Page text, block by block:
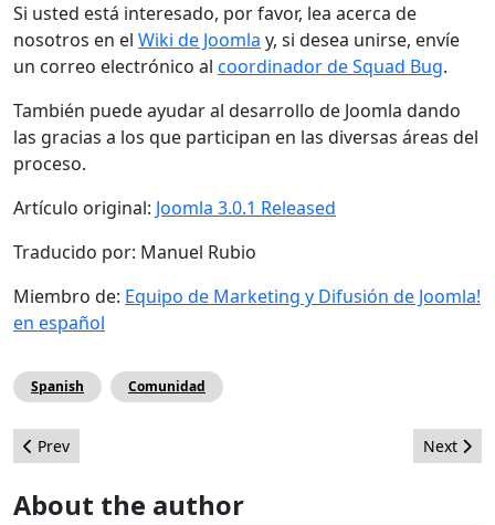
Si usted está interesado, por favor, lea acerca de
nosotros en el Wiki de Joomla y, si desea unirse, envíe
un correo electrónico al coordinador de Squad Bug.
También puede ayudar al desarrollo de Joomla dando
las gracias a los que participan en las diversas áreas del
proceso.
Artículo original: Joomla 3.0.1 Released
Traducido por: Manuel Rubio
Miembro de: Equipo de Marketing y Difusión de Joomla!
en español
Spanish Comunidad
Previous article: Lanzamiento de Joomla 3.0.0
Prev Next
Next
About the author